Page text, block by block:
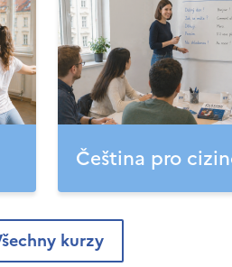
Čeština pro
Všechny kurzy